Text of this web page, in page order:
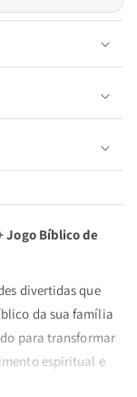
Jogo Bíblico de
divertidas que
da sua família
para transformar
espiritual e